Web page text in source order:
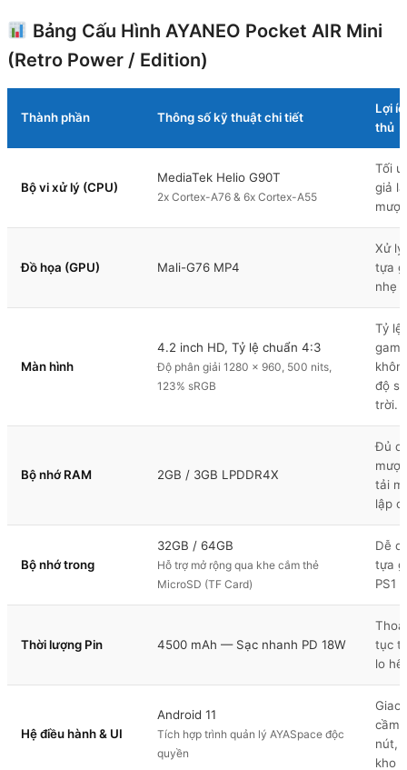
Bảng Cấu Hình AYANEO Pocket AIR Mini
(Retro Power / Edition)
Thành phần Thông số kỹ thuật chi tiết
Lợi
thủ
Bộ vi xử lý (CPU)
MediaTek Helio G90T
2x Cortex-A76 & 6x Cortex-A55
Tối
giả
Đồ họa (GPU) Mali-G76 MP4
Xử lý
tựa
nhẹ
Màn hình
4.2 inch HD, Tỷ lệ chuẩn 4:3
Độ phân giải 1280 x 960, 500 nits,
123% sRGB
Tỷ lệ
độ
trời.
Bộ nhớ RAM 2GB / 3GB LPDDR4X
Đủ
tải
lập
Bộ nhớ trong
32GB / 64GB
Hỗ trợ mở rộng qua khe cắm thẻ
MicroSD (TF Card)
Dễ
tựa
PS1
Thời lượng Pin 4500 mAh — Sạc nhanh PD 18W
tục
lo
Hệ điều hành & UI
Android 11
Tích hợp trình quản lý AYASpace độc
quyền
Giao
cầm
nút,
kho